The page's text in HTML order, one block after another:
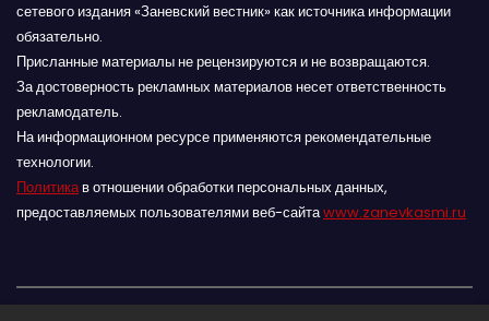
сетевого издания «Заневский вестник» как источника информации
обязательно.
Присланные материалы не рецензируются и не возвращаются.
За достоверность рекламных материалов несет ответственность
рекламодатель.
На информационном ресурсе применяются рекомендательные
технологии.
Политикав отношении обработки персональных данных,
предоставляемых пользователями веб-сайтаwww.zanevkasmi.ru